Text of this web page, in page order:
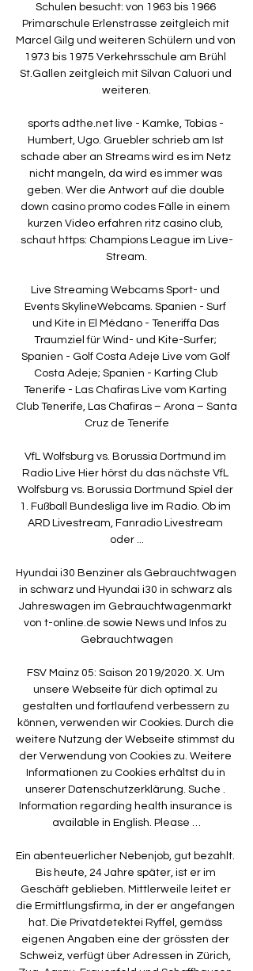
Schulen besucht: von 1963 bis 1966
Primarschule Erlenstrasse zeitgleich mit
Marcel Gilg und weiteren Schülern und von
1973 bis 1975 Verkehrsschule am Brühl
St.Gallen zeitgleich mit Silvan Caluori und
weiteren.
sports adthe.net live - Kamke, Tobias -
Humbert, Ugo. Gruebler schrieb am Ist
schade aber an Streams wird es im Netz
nicht mangeln, da wird es immer was
geben. Wer die Antwort auf die double
down casino promo codes Fälle in einem
kurzen Video erfahren ritz casino club,
schaut https: Champions League im Live-
Stream.
Live Streaming Webcams Sport- und
Events SkylineWebcams. Spanien - Surf
und Kite in El Médano - Teneriffa Das
Traumziel für Wind- und Kite-Surfer;
Spanien - Golf Costa Adeje Live vom Golf
Costa Adeje; Spanien - Karting Club
Tenerife - Las Chafiras Live vom Karting
Club Tenerife, Las Chafiras – Arona – Santa
Cruz de Tenerife
VfL Wolfsburg vs. Borussia Dortmund im
Radio Live Hier hörst du das nächste VfL
Wolfsburg vs. Borussia Dortmund Spiel der
1. Fußball Bundesliga live im Radio. Ob im
ARD Livestream, Fanradio Livestream
oder ...
Hyundai i30 Benziner als Gebrauchtwagen
in schwarz und Hyundai i30 in schwarz als
Jahreswagen im Gebrauchtwagenmarkt
von t-online.de sowie News und Infos zu
Gebrauchtwagen
FSV Mainz 05: Saison 2019/2020. X. Um
unsere Webseite für dich optimal zu
gestalten und fortlaufend verbessern zu
können, verwenden wir Cookies. Durch die
weitere Nutzung der Webseite stimmst du
der Verwendung von Cookies zu. Weitere
Informationen zu Cookies erhältst du in
unserer Datenschutzerklärung. Suche .
Information regarding health insurance is
available in English. Please …
Ein abenteuerlicher Nebenjob, gut bezahlt.
Bis heute, 24 Jahre später, ist er im
Geschäft geblieben. Mittlerweile leitet er
die Ermittlungsfirma, in der er angefangen
hat. Die Privatdetektei Ryffel, gemäss
eigenen Angaben eine der grössten der
Schweiz, verfügt über Adressen in Zürich,